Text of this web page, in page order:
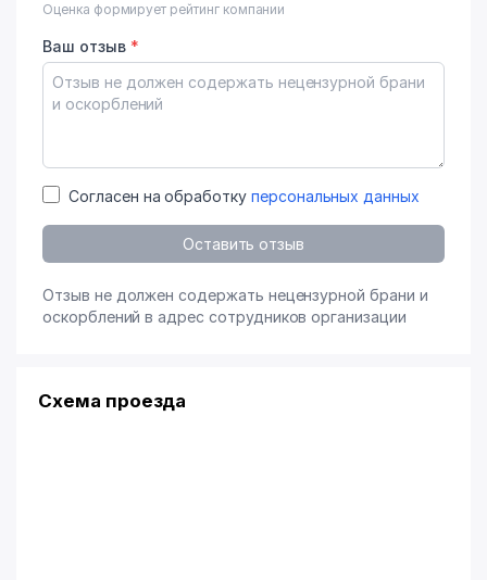
Оценка формирует рейтинг компании
Ваш отзыв *
Согласен на обработку персональных данных
Оставить отзыв
Отзыв не должен содержать нецензурной брани и
оскорблений в адрес сотрудников организации
Схема проезда